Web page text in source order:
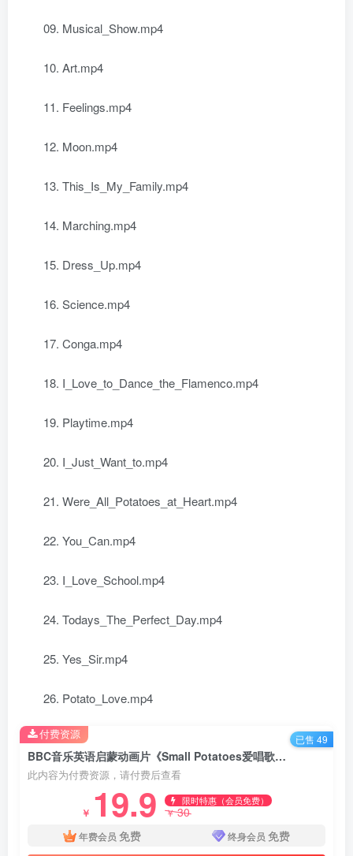
09. Musical_Show.mp4
10. Art.mp4
11. Feelings.mp4
12. Moon.mp4
13. This_Is_My_Family.mp4
14. Marching.mp4
15. Dress_Up.mp4
16. Science.mp4
17. Conga.mp4
18. I_Love_to_Dance_the_Flamenco.mp4
19. Playtime.mp4
20. I_Just_Want_to.mp4
21. Were_All_Potatoes_at_Heart.mp4
22. You_Can.mp4
23. I_Love_School.mp4
24. Todays_The_Perfect_Day.mp4
25. Yes_Sir.mp4
26. Potato_Love.mp4
BBC音乐英语启蒙动画片《Small Potatoes爱唱歌的小土豆》全26集 1080P高清视频带英文字幕 百度网盘下载
此内容为付费资源，请付费后查看
￥ 19.9 限时特惠（会员免费）
￥30
年费会员 免费 终身会员 免费
付费资源 已售 49